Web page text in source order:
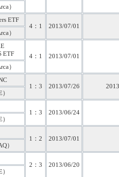
）
ETF
4：1
2013/07/01
）
ETF
4：1
2013/07/01
）
1：3
2013/07/26
1：3
2013/06/24
1：2
2013/07/01
）
2：3
2013/06/20